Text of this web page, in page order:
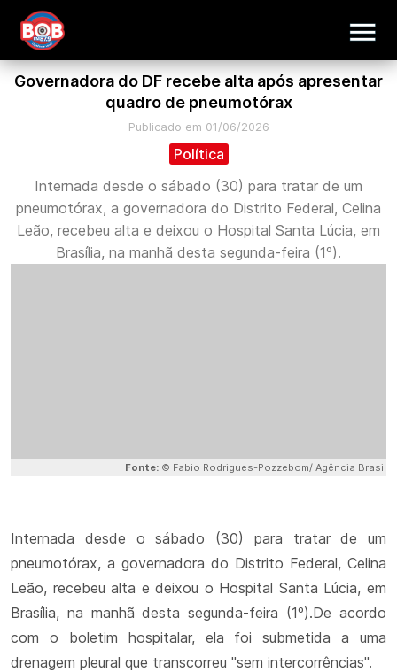
Governadora do DF recebe alta após apresentar
quadro de pneumotórax
Publicado em 01/06/2026
Política
Internada desde o sábado (30) para tratar de um
pneumotórax, a governadora do Distrito Federal, Celina
Leão, recebeu alta e deixou o Hospital Santa Lúcia, em
Brasília, na manhã desta segunda-feira (1º).
Fonte: © Fabio Rodrigues-Pozzebom/ Agência Brasil
Internada desde o sábado (30) para tratar de um
pneumotórax, a governadora do Distrito Federal, Celina
Leão, recebeu alta e deixou o Hospital Santa Lúcia, em
Brasília, na manhã desta segunda-feira (1º).De acordo
com o boletim hospitalar, ela foi submetida a uma
drenagem pleural que transcorreu "sem intercorrências".